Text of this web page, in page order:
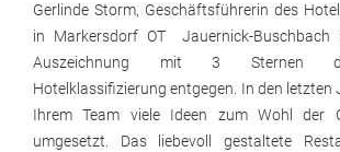
Gerlinde Storm, Geschäftsführerin des
in Markersdorf OT Jauernick-
Auszeichnung mit 3 Sternen
Hotelklassifizierung entgegen. In den letzten
Ihrem Team viele Ideen zum Wohl der
umgesetzt. Das liebevoll gestaltete